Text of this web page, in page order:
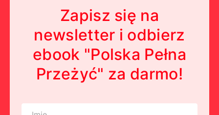
Zapisz się na
newsletter i odbierz
ebook "Polska Pełna
Przeżyć" za darmo!